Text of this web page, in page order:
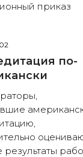
приказ
по-